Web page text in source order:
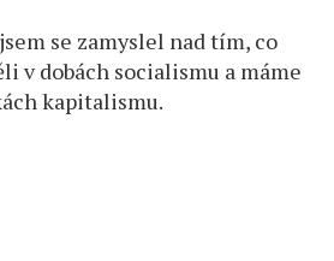
se zamyslel nad tím, co
v dobách socialismu a máme
kapitalismu.